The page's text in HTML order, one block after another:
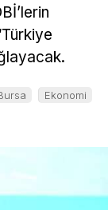
Ekonomi